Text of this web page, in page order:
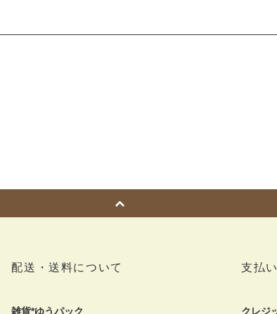
配送・送料について
雑貨*ゆうパック
支払
クレジ